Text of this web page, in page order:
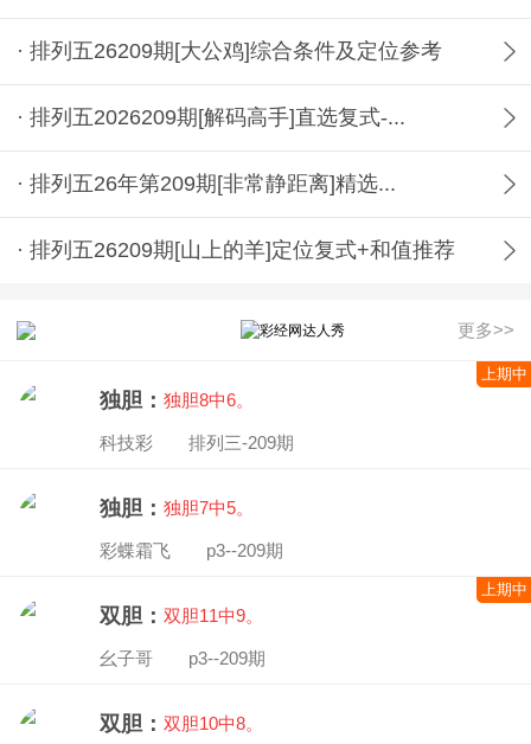
· 排列五26209期[大公鸡]综合条件及定位参考
· 排列五2026209期[解码高手]直选复式-...
· 排列五26年第209期[非常静距离]精选...
· 排列五26209期[山上的羊]定位复式+和值推荐
更多>>
独胆： 独胆8中6。
科技彩 排列三-209期
上期中
独胆： 独胆7中5。
彩蝶霜飞 p3--209期
双胆： 双胆11中9。
幺子哥 p3--209期
上期中
双胆： 双胆10中8。